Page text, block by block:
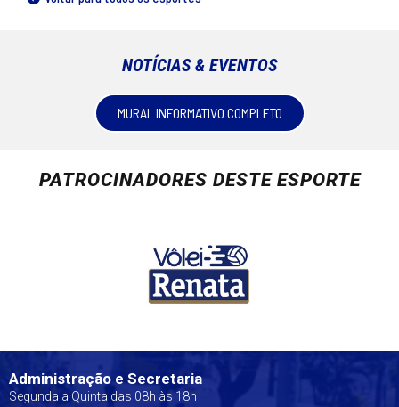
NOTÍCIAS & EVENTOS
MURAL INFORMATIVO COMPLETO
PATROCINADORES DESTE ESPORTE
Administração e Secretaria
Segunda a Quinta das 08h às 18h